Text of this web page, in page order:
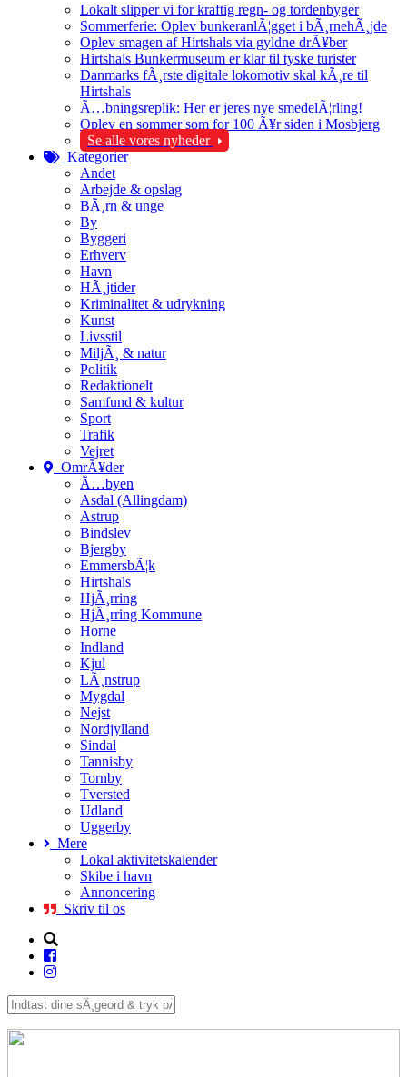
Lokalt slipper vi for kraftig regn- og tordenbyger
Sommerferie: Oplev bunkeranlÃ¦gget i bÃ¸rnehÃ¸jde
Oplev smagen af Hirtshals via gyldne drÃ¥ber
Hirtshals Bunkermuseum er klar til tyske turister
Danmarks fÃ¸rste digitale lokomotiv skal kÃ¸re til
Hirtshals
Ã…bningsreplik: Her er jeres nye smedelÃ¦rling!
Oplev en sommer som for 100 Ã¥r siden i Mosbjerg
Se alle vores nyheder
Kategorier
Andet
Arbejde & opslag
BÃ¸rn & unge
By
Byggeri
Erhverv
Havn
HÃ¸jtider
Kriminalitet & udrykning
Kunst
Livsstil
MiljÃ¸ & natur
Politik
Redaktionelt
Samfund & kultur
Sport
Trafik
Vejret
OmrÃ¥der
Ã…byen
Asdal (Allingdam)
Astrup
Bindslev
Bjergby
EmmersbÃ¦k
Hirtshals
HjÃ¸rring
HjÃ¸rring Kommune
Horne
Indland
Kjul
LÃ¸nstrup
Mygdal
Nejst
Nordjylland
Sindal
Tannisby
Tornby
Tversted
Udland
Uggerby
Mere
Lokal aktivitetskalender
Skibe i havn
Annoncering
Skriv til os